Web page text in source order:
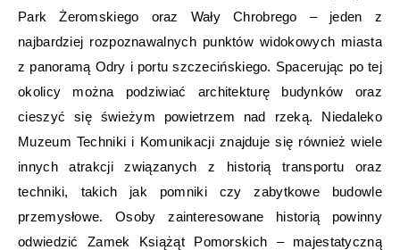
Park Żeromskiego oraz Wały Chrobrego – jeden z
najbardziej rozpoznawalnych punktów widokowych miasta
z panoramą Odry i portu szczecińskiego. Spacerując po tej
okolicy można podziwiać architekturę budynków oraz
cieszyć się świeżym powietrzem nad rzeką. Niedaleko
Muzeum Techniki i Komunikacji znajduje się również wiele
innych atrakcji związanych z historią transportu oraz
techniki, takich jak pomniki czy zabytkowe budowle
przemysłowe. Osoby zainteresowane historią powinny
odwiedzić Zamek Książąt Pomorskich – majestatyczną